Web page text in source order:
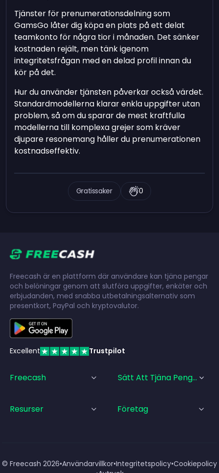
Tjänster för prenumerationsdelning som
GamsGo låter dig köpa en plats på ett delat
teamkonto för några tior i månaden. Det sänker
kostnaden rejält, men tänk igenom
integritetsfrågan med en delad profil innan du
kör på det.
Hur du använder tjänsten påverkar också värdet.
Standardmodellerna klarar enkla uppgifter utan
problem, så om du sparar de mest kraftfulla
modellerna till komplexa grejer som kräver
djupare resonemang håller du prenumerationen
kostnadseffektiv.
Gratissaker 0
Freecash är en plattform där användare kan tjäna pengar
och belöningar genom att slutföra uppgifter, enkäter och
erbjudanden, med snabba utbetalningsalternativ som
presentkort, PayPal och kryptovalutor.
Excellent Trustpilot
Freecash Sätt Att Tjäna Pengar
Resurser Företag
© Freecash 2026•Användarvillkor•Integritetspolicy•Cookiepolicy